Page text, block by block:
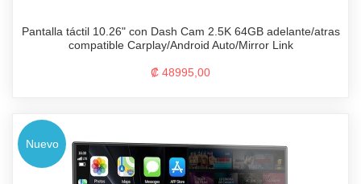
Pantalla táctil 10.26" con Dash Cam 2.5K 64GB adelante/atras
compatible Carplay/Android Auto/Mirror Link
₡ 48995,00
Nuevo